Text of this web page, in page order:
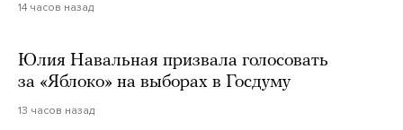
14 часов назад
Юлия Навальная призвала голосовать
за «Яблоко» на выборах в Госдуму
13 часов назад